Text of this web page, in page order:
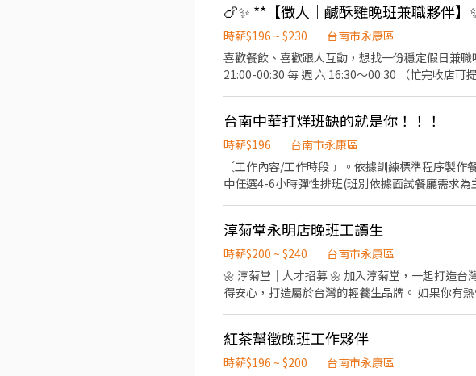
用餐折扣：兼職夥伴當日任職滿4小時，即享有85折員購折扣
我慶祝，生日當月我們提供你品牌禮卷 讓生日更有溫度 你過節我共歡，重要節慶我們提供你福利禮券 好好與家人歡慶
贊助，每年職福會提供你旅遊津貼 好好享受幸福
🍗✨ **【徵人｜鹹酥雞晚班兼職夥伴】
時薪$196 ~ $230
台南市永康區
喜歡餐飲、喜歡跟人互動，想找一份穩定假日兼職嗎？ 我們正在找
21:00-00:30 每 週 六 16:30～00:30 （忙完收店可提早下班，不硬撐時間👍） 📌 工作內容： ・協助備料、炸物製作 ・餐點包裝、
表現獎勵 🤝 團隊相處簡單，工作氣氛佳 希望找到一位： ✔ 手腳俐落 ✔ 有責任感 ✔ 能配合假日班 ✔ 願意一起把店做好的人 如果
台南中華打烊班缺的就是你！！！
時薪$196
台南市永康區
〔工作內容/工作時段﹞ 。依據訓練標準程序製作餐點；櫃台/外送服務、門市環境清維護(騎乘公司提供之外送車 。可於各班別
中任選4-6小時彈性排班(班別依據面試餐廳需求為主 ﹝薪資福利﹞ ★ 基本時薪：$196 "起" ★ 津貼福利 ◆ 外送津貼$10元/
用餐折扣：兼職夥伴當日任職滿4小時，即享有85折員購折扣
我慶祝，生日當月我們提供你品牌禮卷 讓生日更有溫度 你過節我共歡，重要節慶我們提供你福利禮券 好好與家人歡慶
贊助，每年職福會提供你旅遊津貼 好好享受幸福
淳菊堂永明店晚班工讀生
時薪$200 ~ $240
台南市永康區
🌼 淳菊堂｜人才招募 🌼 加入淳菊堂，一起打造台灣輕養生第一品牌！ 我們不是只賣一杯飲料，而是希望讓更多人喝得健康、喝
得安心，打造屬於台灣的輕養生品牌。 如果你有熱情、有責任感，想找一份有發展性的工作，歡迎加入我們！
們提供 ✅ 完整教育訓練 ✅ 明確升遷及考核加薪制度 ✅ 績效獎金（依職務） ✅ 員工優惠 ✅ 團隊聚餐活動 ✅ 良好的工作環境 ✅ 與
品牌共同成長的機會 ━━━━━━━━━━━━━━ 加入淳菊堂，一起讓健康成為生活的一部分！ 📍工作地點：台南永康、台
紅茶幫徵晚班工作夥伴
時薪$196 ~ $200
台南市永康區